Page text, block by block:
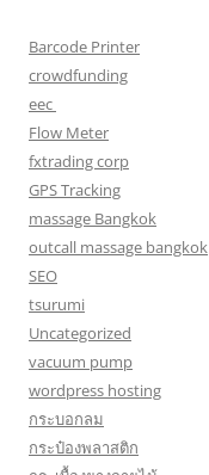
Barcode Printer
crowdfunding
eec
Flow Meter
fxtrading corp
GPS Tracking
massage Bangkok
outcall massage bangkok
SEO
tsurumi
Uncategorized
vacuum pump
wordpress hosting
กระบอกลม
กระป๋องพลาสติก